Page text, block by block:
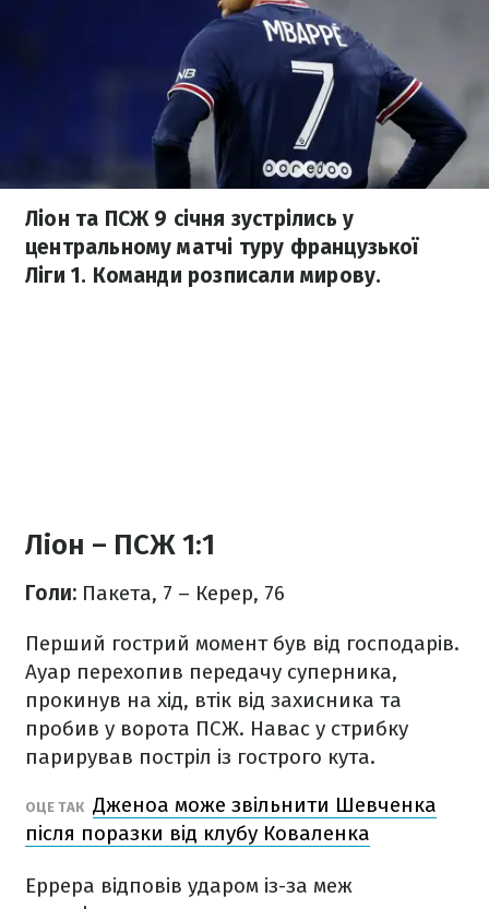
Ліон та ПСЖ 9 січня зустрілись у
центральному матчі туру французької
Ліги 1. Команди розписали мирову.
Ліон – ПСЖ 1:1
Голи: Пакета, 7 – Керер, 76
Перший гострий момент був від господарів.
Ауар перехопив передачу суперника,
прокинув на хід, втік від захисника та
пробив у ворота ПСЖ. Навас у стрибку
парирував постріл із гострого кута.
ОЦЕ ТАК Дженоа може звільнити Шевченка
після поразки від клубу Коваленка
Еррера відповів ударом із-за меж